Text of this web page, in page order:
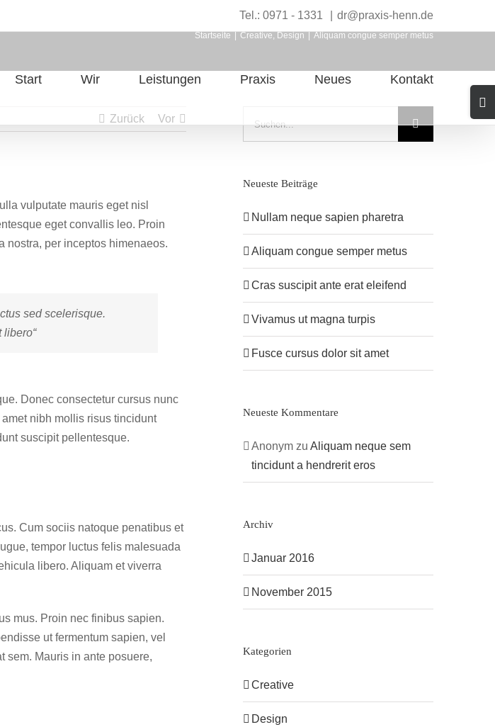
Tel.: 0971 - 1331 dr@praxis-henn.de
Start Wir Leistungen Praxis Neues Kontakt
Startseite Creative, Design Aliquam congue semper metus
Zurück Vor
vulputate mauris eget nisl
eget convallis leo. Proin
nostra, per inceptos himenaeos.
sed scelerisque.
Donec consectetur cursus nunc
nibh mollis risus tincidunt
suscipit pellentesque.
Cum sociis natoque penatibus et
tempor luctus felis malesuada
libero. Aliquam et viverra
mus. Proin nec finibus sapien.
ut fermentum sapien, vel
sem. Mauris in ante posuere,
Neueste Beiträge
Nullam neque sapien pharetra
Aliquam congue semper metus
Cras suscipit ante erat eleifend
Vivamus ut magna turpis
Fusce cursus dolor sit amet
Neueste Kommentare
Anonymzu Aliquam neque sem
tincidunt a hendrerit eros
Archiv
Januar 2016
November 2015
Kategorien
Creative
Design